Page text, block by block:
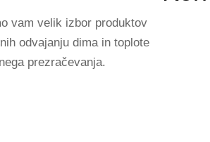
vam velik izbor produktov
odvajanju dima in toplote
prezračevanja.